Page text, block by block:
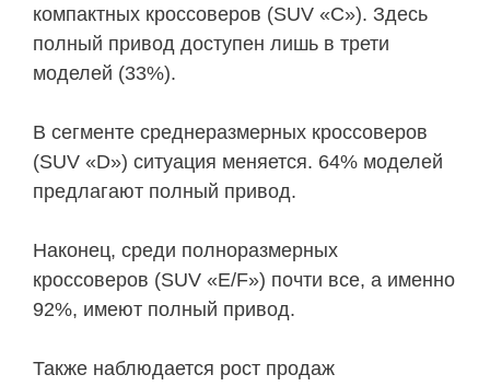
компактных кроссоверов (SUV «С»). Здесь
полный привод доступен лишь в трети
моделей (33%).
В сегменте среднеразмерных кроссоверов
(SUV «D») ситуация меняется. 64% моделей
предлагают полный привод.
Наконец, среди полноразмерных
кроссоверов (SUV «E/F») почти все, а именно
92%, имеют полный привод.
Также наблюдается рост продаж